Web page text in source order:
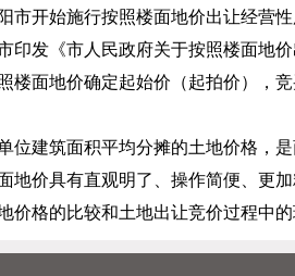
市开始施行按照楼面地价出让经营
印发《市人民政府关于按照楼面地
楼面地价确定起始价（起拍价），
位建筑面积平均分摊的土地价格，
地价具有直观明了、操作简便、更
价格的比较和土地出让竞价过程中